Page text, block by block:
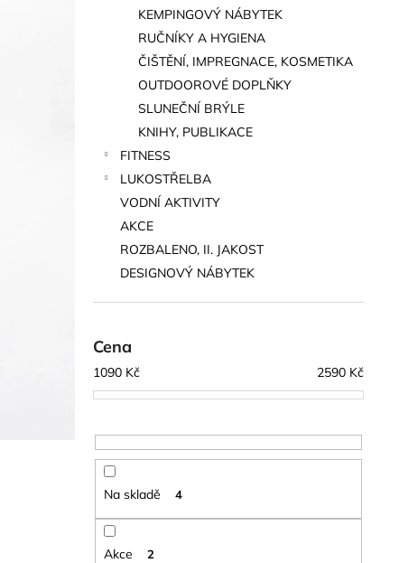
KEMPINGOVÝ NÁBYTEK
RUČNÍKY A HYGIENA
ČIŠTĚNÍ, IMPREGNACE, KOSMETIKA
OUTDOOROVÉ DOPLŇKY
SLUNEČNÍ BRÝLE
KNIHY, PUBLIKACE
FITNESS
LUKOSTŘELBA
VODNÍ AKTIVITY
AKCE
ROZBALENO, II. JAKOST
DESIGNOVÝ NÁBYTEK
Cena
1090 Kč 2590 Kč
Na skladě 4
Akce 2